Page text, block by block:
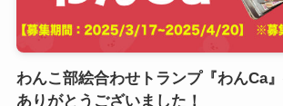
わんこ部絵合わせトランプ『わんCa
ありがとうございました！